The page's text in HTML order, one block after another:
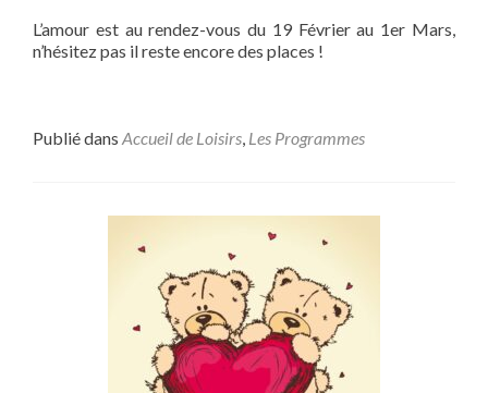
L’amour est au rendez-vous du 19 Février au 1er Mars,
n’hésitez pas il reste encore des places !
Publié dans Accueil de Loisirs, Les Programmes